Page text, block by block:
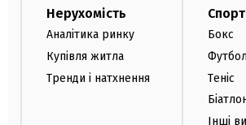
Нерухомість
Аналітика ринку
Купівля житла
Тренди і натхнення
Спорт
Бокс
Теніс
Інші